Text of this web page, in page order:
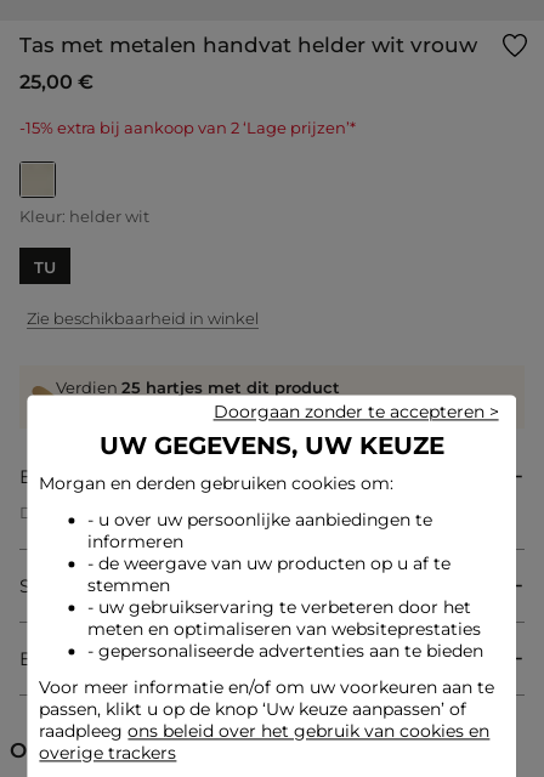
Tas met metalen handvat helder wit vrouw
25,00 €
-15% extra bij aankoop van 2 ‘Lage prijzen’*
geselecteerd
Kleur: helder wit
TU
Zie beschikbaarheid in winkel
Verdien 25 hartjes met dit product
Beschrijving
Deze compacte schoudertas belichaamt een moderne
vrouwelijkheid dankzij het elegante uiterlijk van zijn
imitatieleer. Het ideale formaat past harmonieus bij uw
outfits en voegt een verfijnde en eigentijdse touch toe. De
schouderriem zorgt voor een comfortabele draagervaring en
versterkt de chique uitstraling van dit onmisbare item.
Schouderriem
Imitatieleer
Tas
Samenstelling & onderhoud
Bezorging & Retourzending
Ontdek ook
UW GEGEVENS, UW KEUZE
Morgan en derden gebruiken cookies om:
- u over uw persoonlijke aanbiedingen te
informeren
- de weergave van uw producten op u af te
stemmen
- uw gebruikservaring te verbeteren door het
meten en optimaliseren van websiteprestaties
- gepersonaliseerde advertenties aan te bieden
Voor meer informatie en/of om uw voorkeuren aan te
passen, klikt u op de knop ‘Uw keuze aanpassen’ of
raadpleegons beleid over het gebruik van cookies en
overige trackers
Doorgaan zonder te accepteren >